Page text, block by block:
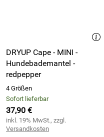
DRYUP Cape - MINI -
Hundebademantel -
redpepper
4 Größen
Sofort lieferbar
37,90 €
inkl. 19% MwSt., zzgl.
Versandkosten